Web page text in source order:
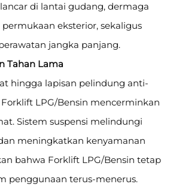
di lantai gudang, dermaga
eksterior, sekaligus
jangka panjang.
Tahan Lama
hingga lapisan pelindung anti-
LPG/Bensin mencerminkan
Sistem suspensi melindungi
meningkatkan kenyamanan
bahwa Forklift LPG/Bensin tetap
penggunaan terus-menerus.